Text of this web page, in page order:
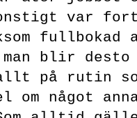
var
fullbokad
blir
allt på rutin
om något